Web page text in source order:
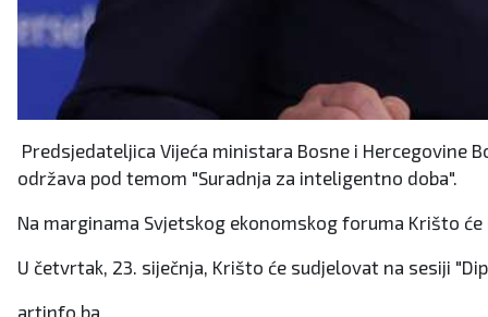
Predsjedateljica Vijeća ministara Bosne i Hercegovine
održava pod temom "Suradnja za inteligentno doba".
Na marginama Svjetskog ekonomskog foruma Krišto
U četvrtak, 23. siječnja, Krišto će sudjelovat na sesiji
artinfo.ba